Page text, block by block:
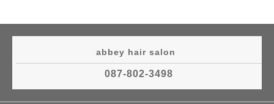
abbey hair salon
087-802-3498